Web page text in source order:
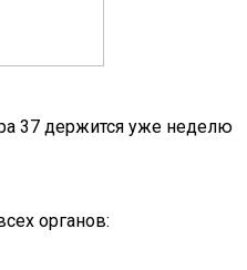
37 держится уже неделю
органов: